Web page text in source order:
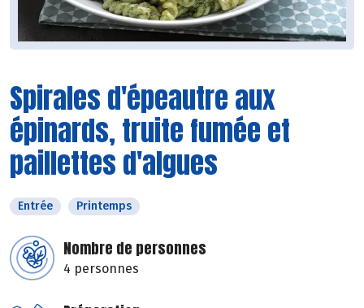
Spirales d'épeautre aux
épinards, truite fumée et
paillettes d'algues
Entrée Printemps
Nombre de personnes
4 personnes